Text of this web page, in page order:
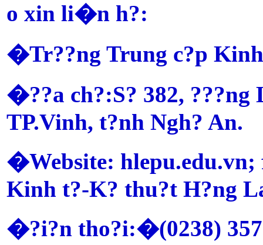
o xin li�n h?:
�Tr??ng Trung c?p
�??a ch?:S? 382,
TP.Vinh, t?nh Ngh? An.
�Website: hlepu.edu.vn;
Kinh t?-K? thu?t H?ng
�?i?n tho?i:�(0238)